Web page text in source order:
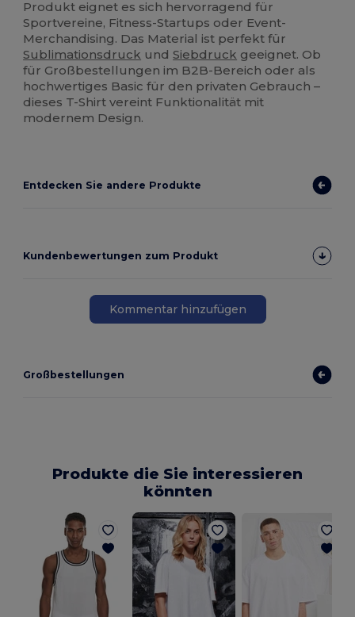
Produkt eignet es sich hervorragend für
Sportvereine, Fitness-Startups oder Event-
Merchandising. Das Material ist perfekt für
Sublimationsdruck undSiebdruck geeignet. Ob
für Großbestellungen im B2B-Bereich oder als
hochwertiges Basic für den privaten Gebrauch –
dieses T-Shirt vereint Funktionalität mit
modernem Design.
Entdecken Sie andere Produkte
Kundenbewertungen zum Produkt
Kommentar hinzufügen
Großbestellungen
Produkte die Sie interessieren
könnten